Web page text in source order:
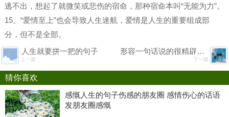
逃不出，想起了就微笑或悲伤的宿命，那种宿命本叫“无能为力”。
15、“爱情至上”也会导致人生迷航，爱情是人生的重要组成部
分，但不是全部。
人生就要拼一把的句子
上一篇
形容一句话说的很精辟的词语 形容每句话都它的意义
下一篇
猜你喜欢
感慨人生的句子伤感的朋友圈 感情伤心的话语
发朋友圈感慨